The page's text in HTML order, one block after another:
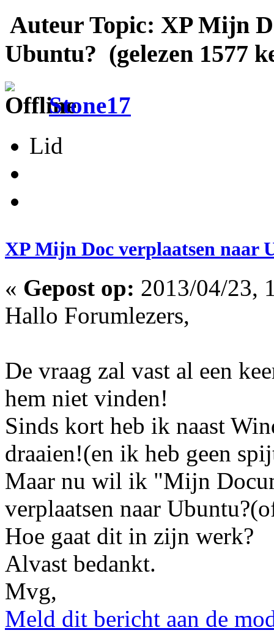
Auteur Topic: XP Mijn
Ubuntu? (gelezen 1577
Stone17
Lid
XP Mijn Doc verplaatsen naar
« Gepost op: 2013/04/23,
Hallo Forumlezers,
De vraag zal vast al een
hem niet vinden!
Sinds kort heb ik naast
draaien!(en ik heb geen
Maar nu wil ik "Mijn
verplaatsen naar
Hoe gaat dit in zijn werk?
Alvast bedankt.
Mvg,
Meld dit bericht aan de